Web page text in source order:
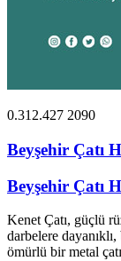
0.312.427 2090
Beyşehir Çatı
Beyşehir Çatı
Kenet Çatı, güçlü
darbelere
ömürlü bir metal